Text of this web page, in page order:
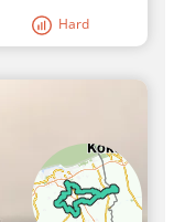
Hard